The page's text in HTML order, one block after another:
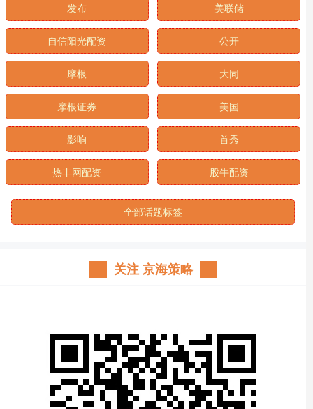
发布 美联储
自信阳光配资 公开
摩根 大同
摩根证券 美国
影响 首秀
热丰网配资 股牛配资
全部话题标签
关注 京海策略